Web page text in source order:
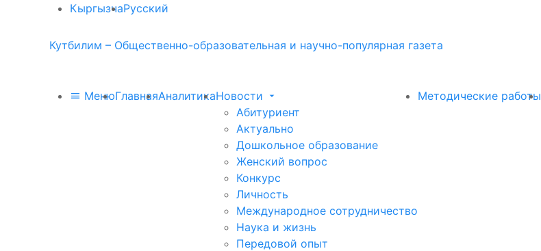
КыргызчаРусский
Кутбилим – Общественно-образовательная и научно-популярная газета
МенюГлавнаяАналитикаНовости
Абитуриент
Актуально
Дошкольное образование
Женский вопрос
Конкурс
Личность
Международное сотрудничество
Наука и жизнь
Передовой опыт
Методические работы